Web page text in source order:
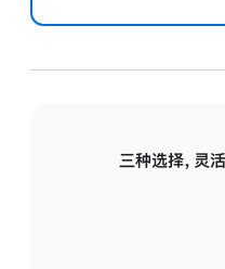
三种选择，灵